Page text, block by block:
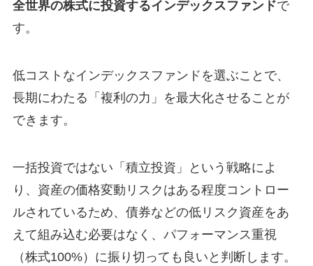
全世界の株式に投資するインデックスファンドで
す。
低コストなインデックスファンドを選ぶことで、
長期にわたる「複利の力」を最大化させることが
できます。
一括投資ではない「積立投資」という戦略によ
り、資産の価格変動リスクはある程度コントロー
ルされているため、債券などの低リスク資産をあ
えて組み込む必要はなく、パフォーマンス重視
（株式100%）に振り切っても良いと判断します。